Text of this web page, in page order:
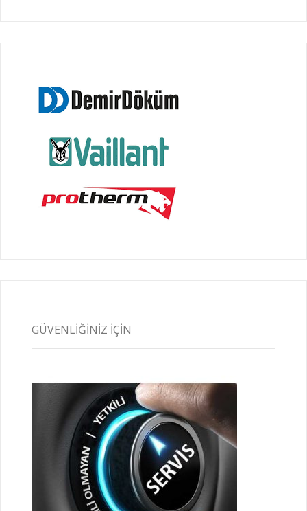
GÜVENLIĞINIZ İÇIN